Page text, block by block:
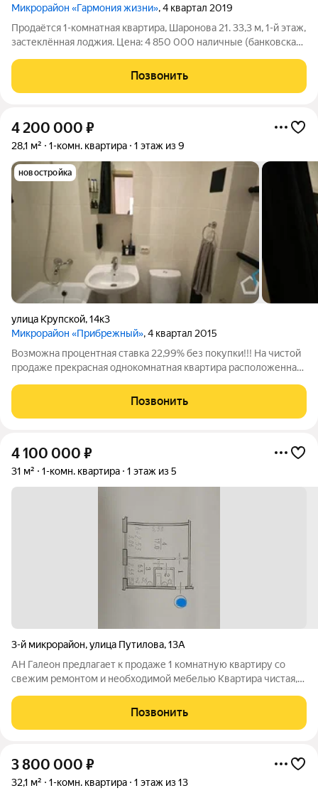
Микрорайон «Гармония жизни», 4 квартал 2019
Продаётся 1-комнатная квартира, Шаронова 21. 33,3 м, 1-й этаж,
застеклённая лоджия. Цена: 4 850 000 наличные (банковская
Позвонить
4 200 000 ₽
28,1 м² 1-комн. квартира 1 этаж из 9
новостройка
улица Крупской,14к3
Микрорайон «Прибрежный», 4 квартал 2015
Возможна процентная ставка 22,99% без покупки!!! На чистой
продаже прекрасная однокомнатная квартира расположенная
современный ремонт, заезжай и живи! Практически вся
мебель и бытовая техника
Позвонить
4 100 000 ₽
31 м² 1-комн. квартира 1 этаж из 5
3-й микрорайон,улица Путилова,13А
АН Галеон предлагает к продаже 1 комнатную квартиру со
свежим ремонтом и необходимой мебелью Квартира чистая,
плитка, установлены счетчики воды и газа, на полу линолеум,
новые входная и
Позвонить
3 800 000 ₽
32,1 м² 1-комн. квартира 1 этаж из 13